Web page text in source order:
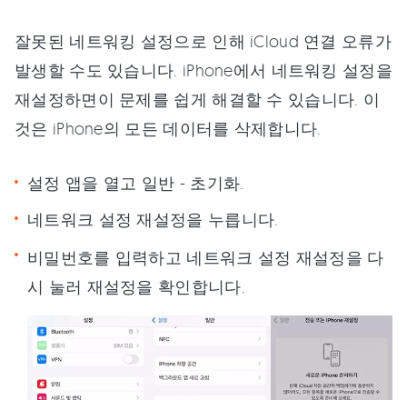
잘못된 네트워킹 설정으로 인해 iCloud 연결 오류가
발생할 수도 있습니다. iPhone에서 네트워킹 설정을
재설정하면이 문제를 쉽게 해결할 수 있습니다. 이
것은 iPhone의 모든 데이터를 삭제합니다.
설정 앱을 열고 일반 - 초기화.
네트워크 설정 재설정을 누릅니다.
비밀번호를 입력하고 네트워크 설정 재설정을 다
시 눌러 재설정을 확인합니다.